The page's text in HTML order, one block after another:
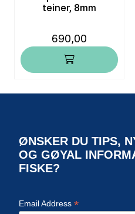
teiner, 8mm
690,00
ØNSKER DU TIPS,
OG GØYAL
FISKE?
Email Address *